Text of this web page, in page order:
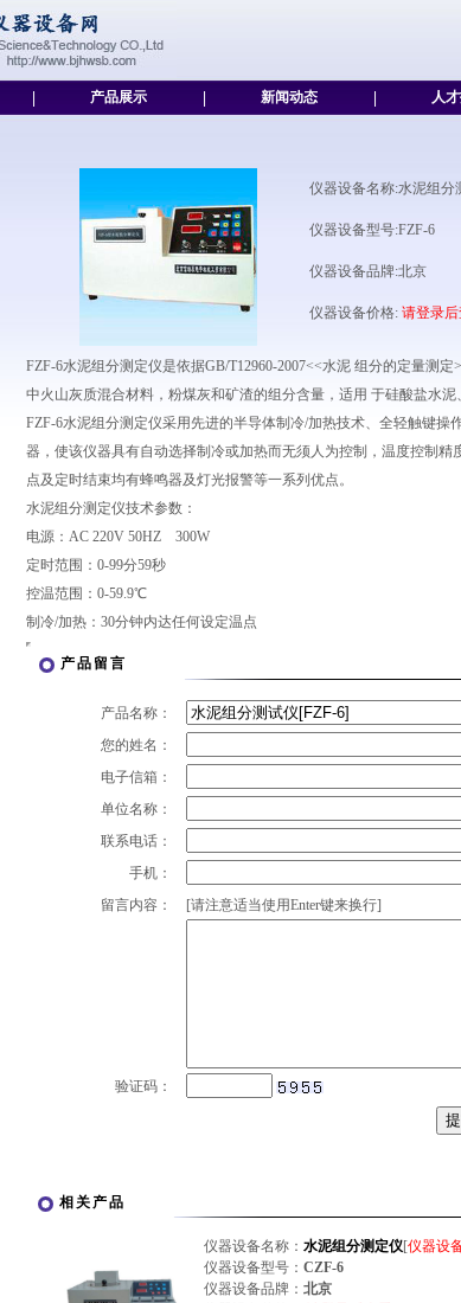
产品展示 新闻动态 人
仪器设备名称:水泥组分
仪器设备型号:FZF-6
仪器设备品牌:北京
仪器设备价格: 请登录
FZF-6水泥组分测定仪是依据GB/T12960-2007<<水泥 组分的定量测
中火山灰质混合材料，粉煤灰和矿渣的组分含量，适用 于硅酸盐水
FZF-6水泥组分测定仪采用先进的半导体制冷/加热技术、全轻触键
器，使该仪器具有自动选择制冷或加热而无须人为控制，温度控制
点及定时结束均有蜂鸣器及灯光报警等一系列优点。
水泥组分测定仪技术参数：
电源：AC 220V 50HZ 300W
定时范围：0-99分59秒
控温范围：0-59.9℃
制冷/加热：30分钟内达任何设定温点
产品留言
产品名称：
您的姓名：
电子信箱：
单位名称：
联系电话：
手机：
留言内容：
[请注意适当使用Enter键来换行]
验证码：
相关产品
仪器设备名称： 水泥组分测定仪[仪器设
仪器设备型号： CZF-6
仪器设备品牌： 北京